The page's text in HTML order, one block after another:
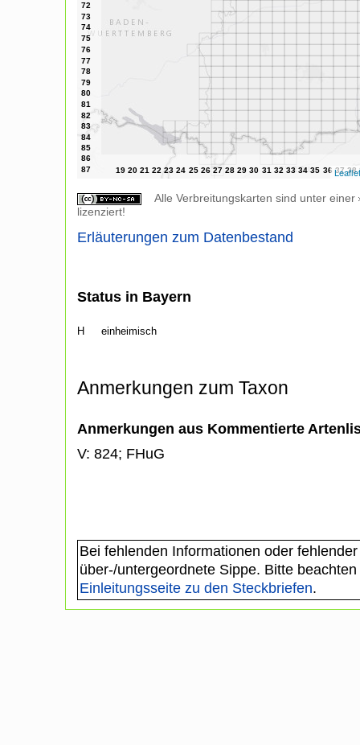
Leaflet
Alle Verbreitungskarten sind unter einer
lizenziert!
Erläuterungen zum Datenbestand
Status in Bayern
H einheimisch
Anmerkungen zum Taxon
Anmerkungen aus Kommentierte
V: 824; FHuG
Bei fehlenden Informationen oder
über-/untergeordnete Sippe. Bitte
Einleitungsseite zu den Steckbriefen.